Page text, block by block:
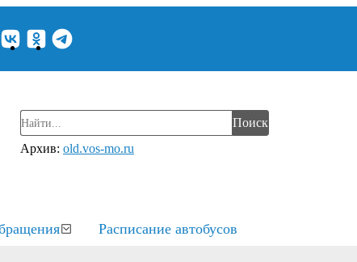
Поиск
Архив: old.vos-mo.ru
Расписание автобусов